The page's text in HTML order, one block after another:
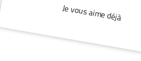
Je vous aime déjà